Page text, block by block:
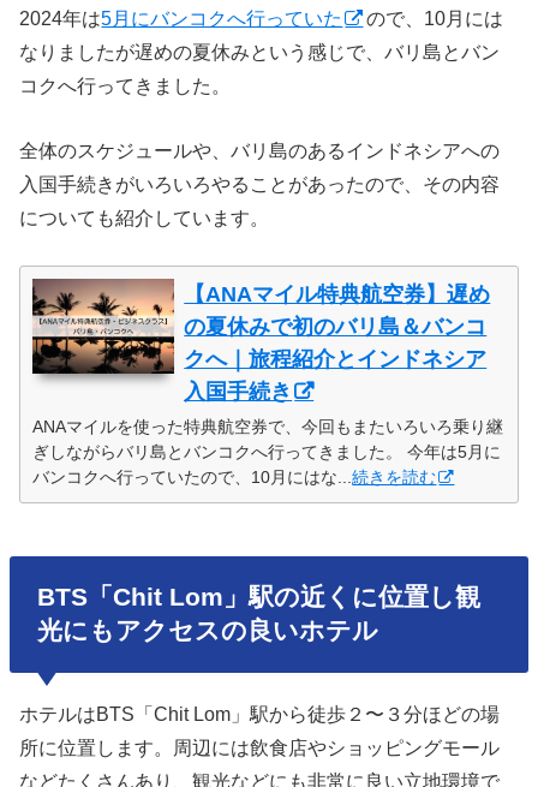
2024年は5月にバンコクへ行っていた
ので、10月には
なりましたが遅めの夏休みという感じで、バリ島とバン
コクへ行ってきました。
全体のスケジュールや、バリ島のあるインドネシアへの
入国手続きがいろいろやることがあったので、その内容
についても紹介しています。
【ANAマイル特典航空券】遅め
の夏休みで初のバリ島＆バンコ
クへ｜旅程紹介とインドネシア
入国手続き
ANAマイルを使った特典航空券で、今回もまたいろいろ乗り継
ぎしながらバリ島とバンコクへ行ってきました。 今年は5月に
バンコクへ行っていたので、10月にはな...続きを読む
BTS「Chit Lom」駅の近くに位置し観
光にもアクセスの良いホテル
ホテルはBTS「Chit Lom」駅から徒歩２〜３分ほどの場
所に位置します。周辺には飲食店やショッピングモール
などたくさんあり、観光などにも非常に良い立地環境で